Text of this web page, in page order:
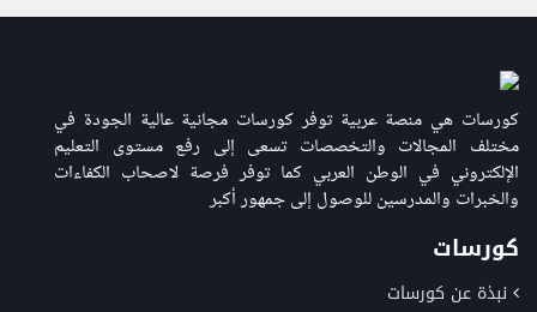
كورسات هي منصة عربية توفر كورسات مجانية عالية الجودة في
مختلف المجالات والتخصصات تسعى إلى رفع مستوى التعليم
الإلكتروني في الوطن العربي كما توفر فرصة لاصحاب الكفاءات
والخبرات والمدرسين للوصول إلى جمهور أكبر
كورسات
نبذة عن كورسات